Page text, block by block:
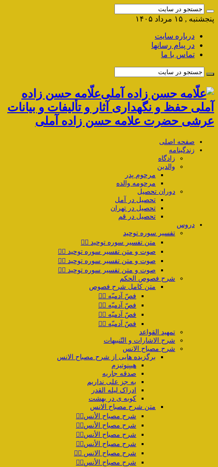
پنجشنبه , ۱۵ مرداد ۱۴۰۵
درباره سایت
در پیام رسانها
تماس با ما
علّامه حسن زاده
آملی حفظ و نگهداری آثار و تألیفات و بیانات
عرشی حضرت علامه حسن زاده آملی
صفحه اصلی
زندگینامه
زادگاه
والدین
مرحوم پدر
مرحومه والده
دوران تحصیل
تحصیل در آمل
تحصیل در تهران
تحصیل در قم
دروس
تفسیر سوره توحید
متن تفسیر سوره توحید ۱️⃣
صوت و متن تفسیر سوره توحید ۲️⃣
صوت و متن تفسیر سوره توحید ۳️⃣
صوت و متن تفسیر سوره توحید ۴️⃣
شرح فصوص الحکم
متن کامل شرح فصوص
فصّ آدمیّه ۱️⃣
فصّ آدمیّه ۲️⃣
فصّ آدمیّه ۳️⃣
فصّ آدمیّه ۴️⃣
تمهید القواعد
شرح الاشارات و التّنبیهات
شرح مصباح الانس
برگزیده هایی از شرح مصباح الانس
هیپنوتیزم
صدقه جاریه
به جز علی نداریم
ادراک لیله القدر
کوبه ی در بهشت
متن شرح مصباح الانس
شرح مصباح الأنس۱️⃣
شرح مصباح الأنس۲️⃣
شرح مصباح الأنس۳️⃣
شرح مصباح الأنس۴️⃣
شرح مصباح الانس ۵️⃣
شرح مصباح الأنس۶️⃣